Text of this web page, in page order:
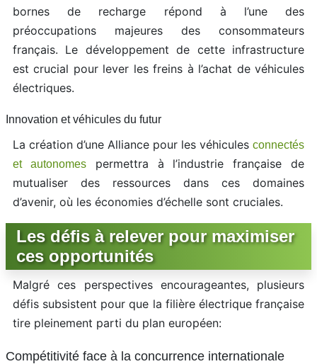
bornes de recharge répond à l’une des
préoccupations majeures des consommateurs
français. Le développement de cette infrastructure
est crucial pour lever les freins à l’achat de véhicules
électriques.
Innovation et véhicules du futur
La création d’une Alliance pour les véhicules connectés
et autonomespermettra à l’industrie française de
mutualiser des ressources dans ces domaines
d’avenir, où les économies d’échelle sont cruciales.
Les défis à relever pour maximiser
ces opportunités
Malgré ces perspectives encourageantes, plusieurs
défis subsistent pour que la filière électrique française
tire pleinement parti du plan européen:
Compétitivité face à la concurrence internationale